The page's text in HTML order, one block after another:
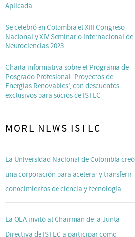
Aplicada
Se celebró en Colombia el XIII Congreso
Nacional y XIV Seminario Internacional de
Neurociencias 2023
Charla informativa sobre el Programa de
Posgrado Profesional ‘Proyectos de
Energías Renovables’, con descuentos
exclusivos para socios de ISTEC
MORE NEWS ISTEC
La Universidad Nacional de Colombia creó
una corporación para acelerar y transferir
conocimientos de ciencia y tecnología
La OEA invitó al Chairman de la Junta
Directiva de ISTEC a participar como